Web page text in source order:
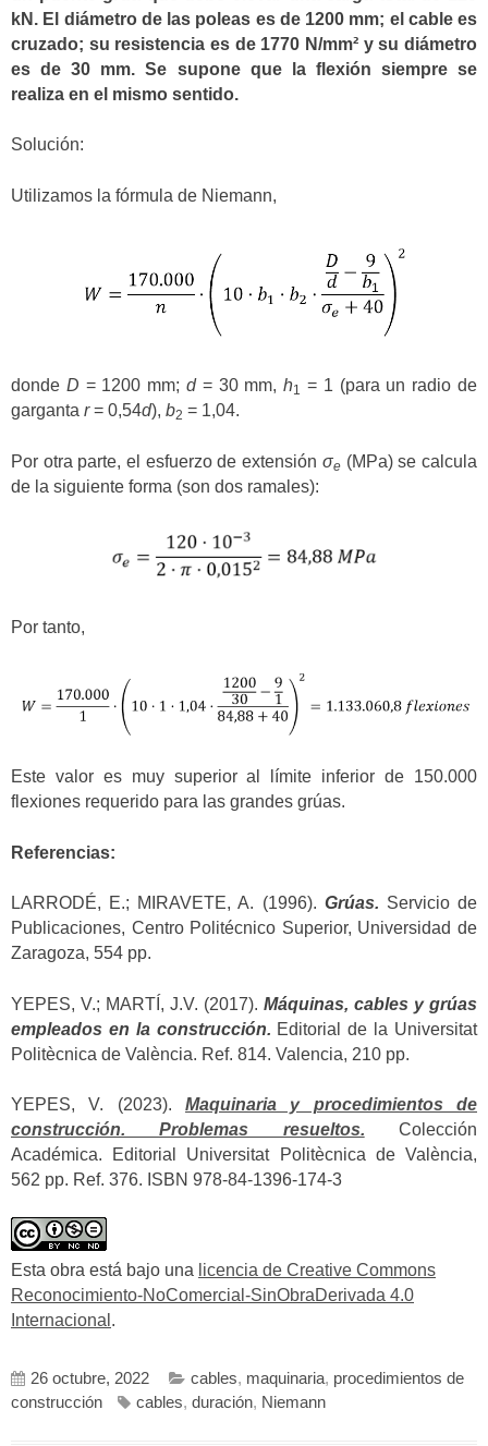
kN. El diámetro de las poleas es de 1200 mm; el cable es
cruzado; su resistencia es de 1770 N/mm² y su diámetro
es de 30 mm. Se supone que la flexión siempre se
realiza en el mismo sentido.
Solución:
Utilizamos la fórmula de Niemann,
donde D = 1200 mm;d= 30 mm,h1
= 1 (para un radio de
garganta r= 0,54d), b2 = 1,04.
Por otra parte, el esfuerzo de extensión σe(MPa) se calcula
de la siguiente forma (son dos ramales):
Por tanto,
Este valor es muy superior al límite inferior de 150.000
flexiones requerido para las grandes grúas.
Referencias:
LARRODÉ, E.; MIRAVETE, A. (1996). Grúas. Servicio de
Publicaciones, Centro Politécnico Superior, Universidad de
Zaragoza, 554 pp.
YEPES, V.; MARTÍ, J.V. (2017). Máquinas, cables y grúas
empleados en la construcción. Editorial de la Universitat
Politècnica de València. Ref. 814. Valencia, 210 pp.
YEPES, V. (2023). Maquinaria y procedimientos de
construcción. Problemas resueltos. Colección
Académica. Editorial Universitat Politècnica de València,
562 pp. Ref. 376. ISBN 978-84-1396-174-3
Esta obra está bajo una licencia de Creative Commons
Reconocimiento-NoComercial-SinObraDerivada 4.0
Internacional .
26 octubre, 2022 cables, maquinaria, procedimientos de
construcción
cables, duración, Niemann